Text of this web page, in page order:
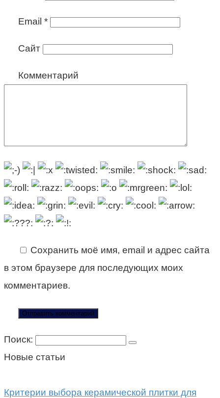
Email *
Сайт
Комментарий
Сохранить моё имя, email и адрес сайта
в этом браузере для последующих моих
комментариев.
Поиск:
Новые статьи
Критерии выбора керамической плитки для